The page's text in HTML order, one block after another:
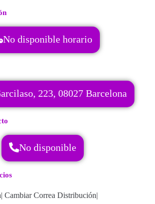
No disponible horario
223, 08027 Barcelona
No disponible
| Cambiar Correa Distribución|